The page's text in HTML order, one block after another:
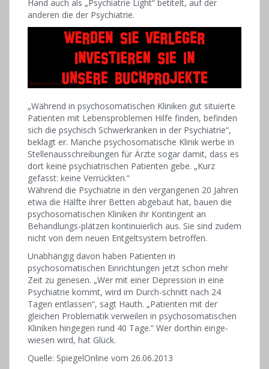
Hand auch als „Psychiatrie Light“ betitelt, auf der
anderen die der Psychiatrie.
„Während in psychosomatischen Kliniken gut situierte
Patienten mit Lebensproblemen Hilfe finden, befinden
sich die psychisch Schwerkranken in der Psychiatrie“,
beklagt er. Manche psychosomatische Klinik werbe in
Stellenausschreibungen für Ärzte sogar damit, dass es
dort keine psychiatrischen Patienten gebe. „Kurz
gefasst: keine Verrückten.“
Während die Psychiatrie in den vergangenen 20 Jahren
etwa die Hälfte ihrer Betten abgebaut hat, bauen die
psychosomatischen Kliniken ihr Kontingent an
Behandlungs-plätzen kontinuierlich aus. Sie sind zudem
nicht von dem neuen Entgeltsystem betroffen.
Unabhängig davon haben Patienten in
psychosomatischen Einrichtungen jetzt schon mehr
Zeit zu genesen. „Wer mit einer Depression in eine
Psychiatrie kommt, wird im Durch-schnitt nach 24
Tagen entlassen“, sagt Hauth. „Patienten mit der
gleichen Problematik verweilen in psychosomatischen
Kliniken hingegen rund 40 Tage.“ Wer dorthin einge-
wiesen wird, hat Glück.
Quelle: SpiegelOnline vom 26.06.2013